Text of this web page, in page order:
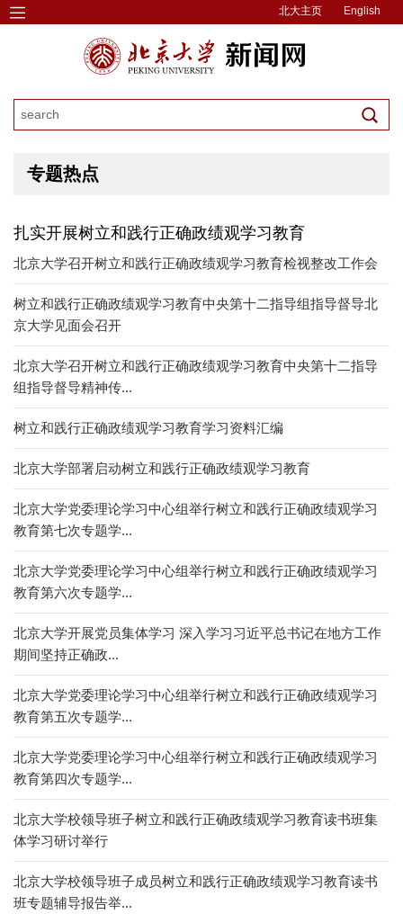
北大主页 English
专题热点
扎实开展树立和践行正确政绩观学习教育
北京大学召开树立和践行正确政绩观学习教育检视整改工作会
树立和践行正确政绩观学习教育中央第十二指导组指导督导北
京大学见面会召开
北京大学召开树立和践行正确政绩观学习教育中央第十二指导
组指导督导精神传...
树立和践行正确政绩观学习教育学习资料汇编
北京大学部署启动树立和践行正确政绩观学习教育
北京大学党委理论学习中心组举行树立和践行正确政绩观学习
教育第七次专题学...
北京大学党委理论学习中心组举行树立和践行正确政绩观学习
教育第六次专题学...
北京大学开展党员集体学习 深入学习习近平总书记在地方工作
期间坚持正确政...
北京大学党委理论学习中心组举行树立和践行正确政绩观学习
教育第五次专题学...
北京大学党委理论学习中心组举行树立和践行正确政绩观学习
教育第四次专题学...
北京大学校领导班子树立和践行正确政绩观学习教育读书班集
体学习研讨举行
北京大学校领导班子成员树立和践行正确政绩观学习教育读书
班专题辅导报告举...